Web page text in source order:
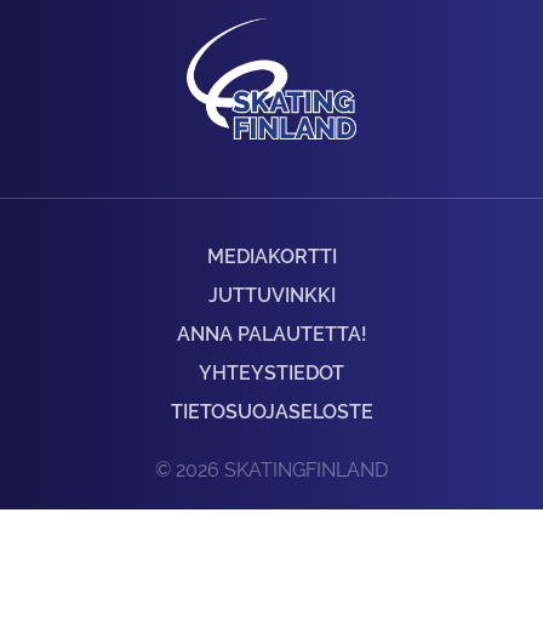
MEDIAKORTTI
JUTTUVINKKI
ANNA PALAUTETTA!
YHTEYSTIEDOT
TIETOSUOJASELOSTE
© 2026 SKATINGFINLAND